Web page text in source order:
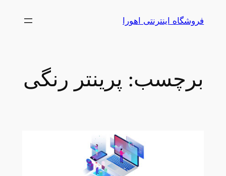
فروشگاه اینترنتی اهورا
برچسب: پرینتر رنگی